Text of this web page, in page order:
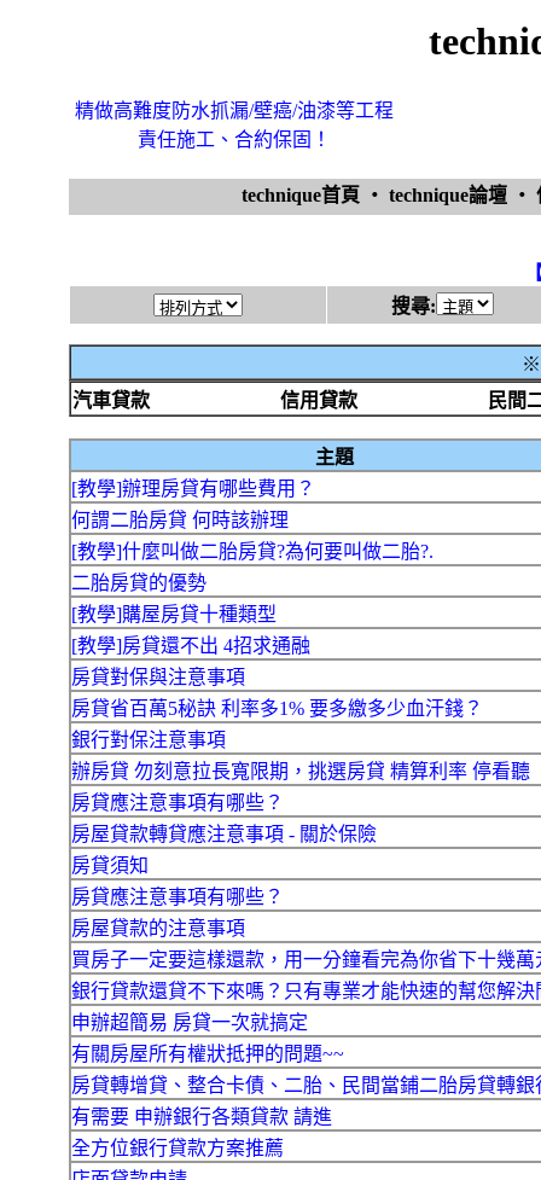
精做高難度防水抓漏/壁癌/油漆等工程
責任施工、合約保固！
technique首頁 ‧ technique論壇 ‧
搜尋:
※
汽車貸款
信用貸款 民間
主題
[教學]辦理房貸有哪些費用？
何謂二胎房貸 何時該辦理
[教學]什麼叫做二胎房貸?為何要叫做二胎?.
二胎房貸的優勢
[教學]購屋房貸十種類型
[教學]房貸還不出 4招求通融
房貸對保與注意事項
房貸省百萬5秘訣 利率多1% 要多繳多少血汗錢？
銀行對保注意事項
辦房貸 勿刻意拉長寬限期，挑選房貸 精算利率 停看聽
房貸應注意事項有哪些？
房屋貸款轉貸應注意事項 - 關於保險
房貸須知
房貸應注意事項有哪些？
房屋貸款的注意事項
買房子一定要這樣還款，用一分鐘看完為你省下十幾萬
銀行貸款還貸不下來嗎？只有專業才能快速的幫您解決
申辦超簡易 房貸一次就搞定
有關房屋所有權狀抵押的問題~~
房貸轉增貸、整合卡債、二胎、民間當鋪二胎房貸轉銀
有需要 申辦銀行各類貸款 請進
全方位銀行貸款方案推薦